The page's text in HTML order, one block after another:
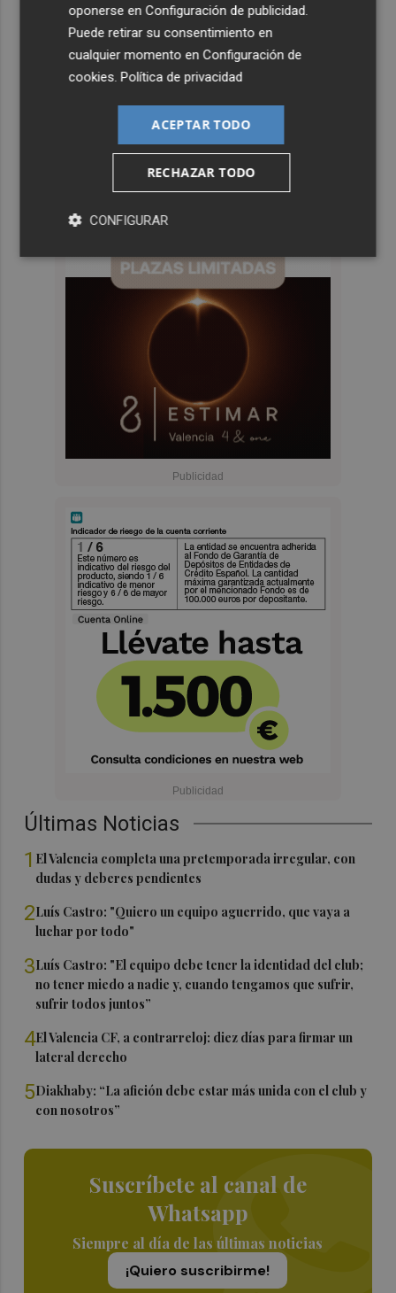
Últimas Noticias
1 El Valencia completa una pretemporada irregular, con
dudas y deberes pendientes
2Luís Castro: "Quiero un equipo aguerrido, que vaya a
luchar por todo"
3Luís Castro: "El equipo debe tener la identidad del club;
no tener miedo a nadie y, cuando tengamos que sufrir,
sufrir todos juntos”
4El Valencia CF, a contrarreloj: diez días para firmar un
lateral derecho
5Diakhaby: “La afición debe estar más unida con el club y
con nosotros”
Suscríbete al canal de
Whatsapp
Siempre al día de las últimas noticias
¡Quiero suscribirme!
oponerse enConfiguración de publicidad
Puede retirar su consentimiento en
cualquier momento enConfiguración de
cookies .Política de privacidad
ACEPTAR TODO
RECHAZAR TODO
CONFIGURAR